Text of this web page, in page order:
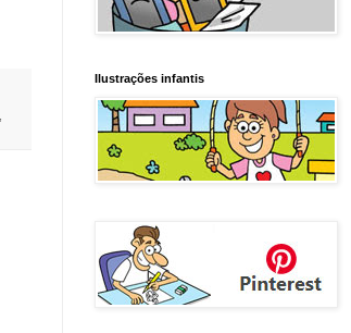
Ilustrações infantis